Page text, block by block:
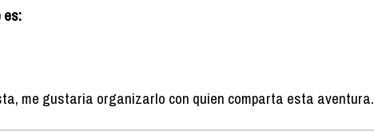
es:
me gustaria organizarlo con quien comparta esta aventura.